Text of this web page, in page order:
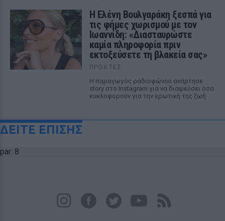
Η Ελένη Βουλγαράκη ξεσπά για
τις φήμες χωρισμού με τον
Ιωαννίδη: «Διασταυρώστε
καμία πληροφορία πριν
εκτοξεύσετε τη βλακεία σας»
ΠΡΟΧΤΈΣ
Η παραγωγός ραδιοφώνου ανάρτησε
story στο Instagram για να διαψεύσει όσα
κυκλοφορούν για την ερωτική της ζωή
ΔΕΙΤΕ ΕΠΙΣΗΣ
par: 8